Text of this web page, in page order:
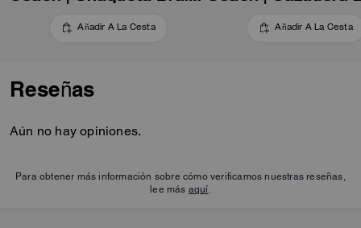
Añadir A La Cesta Añadir A La Cesta
Reseñas
Aún no hay opiniones.
Para obtener más información sobre cómo verificamos nuestras reseñas,
lee más aquí